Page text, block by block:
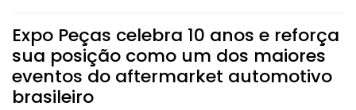
Expo Peças celebra 10 anos e reforça
sua posição como um dos maiores
eventos do aftermarket automotivo
brasileiro